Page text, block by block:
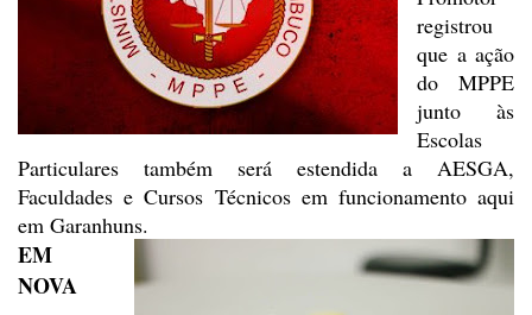
registrou
que a ação
do MPPE
junto às
Escolas
Particulares também será estendida a AESGA,
Faculdades e Cursos Técnicos em funcionamento aqui
em Garanhuns.
EM
NOVA